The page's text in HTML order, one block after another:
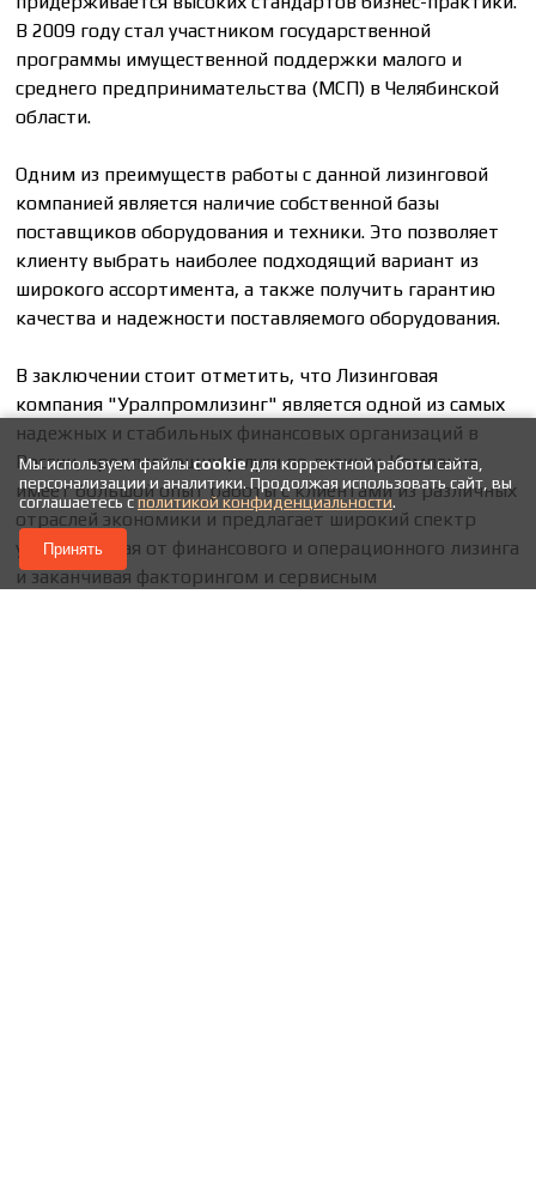
В 2009 году стал участником государственной
программы имущественной поддержки малого и
среднего предпринимательства (МСП) в Челябинской
области.
Одним из преимуществ работы с данной лизинговой
компанией является наличие собственной базы
поставщиков оборудования и техники. Это позволяет
клиенту выбрать наиболее подходящий вариант из
широкого ассортимента, а также получить гарантию
качества и надежности поставляемого оборудования.
В заключении стоит отметить, что Лизинговая
компания "Уралпромлизинг" является одной из самых
надежных и стабильных финансовых организаций в
России, предлагающих услуги по лизингу. Компания
имеет большой опыт работы с клиентами из различных
отраслей экономики и предлагает широкий спектр
услуг, начиная от финансового и операционного лизинга
и заканчивая факторингом и сервисным
Мы используем файлыcookieдля корректной работы сайта,
персонализации и аналитики. Продолжая использовать сайт, вы
соглашаетесь сполитикой конфиденциальности.
Принять